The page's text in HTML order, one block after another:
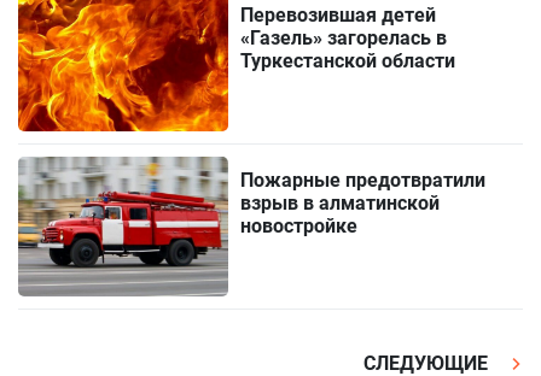
Перевозившая детей
«Газель» загорелась в
Туркестанской области
Пожарные предотвратили
взрыв в алматинской
новостройке
СЛЕДУЮЩИЕ